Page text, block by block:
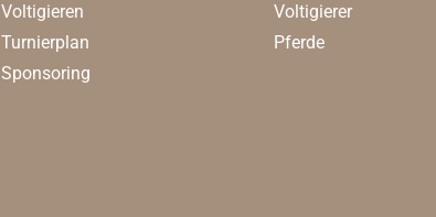
Voltigieren
Turnierplan
Sponsoring
Voltigierer
Pferde